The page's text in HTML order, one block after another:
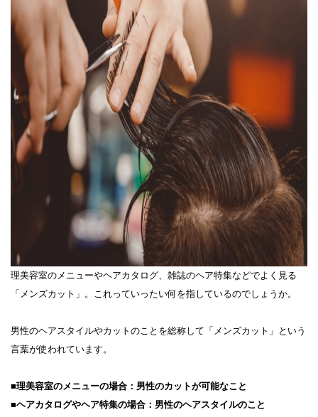
理美容室のメニューやヘアカタログ、雑誌のヘア特集などでよく見る
「メンズカット」。これっていったい何を指しているのでしょうか。
男性のヘアスタイルやカットのことを総称して「メンズカット」という
言葉が使われています。
■理美容室のメニューの場合：男性のカットが可能なこと
■ヘアカタログやヘア特集の場合：男性のヘアスタイルのこと